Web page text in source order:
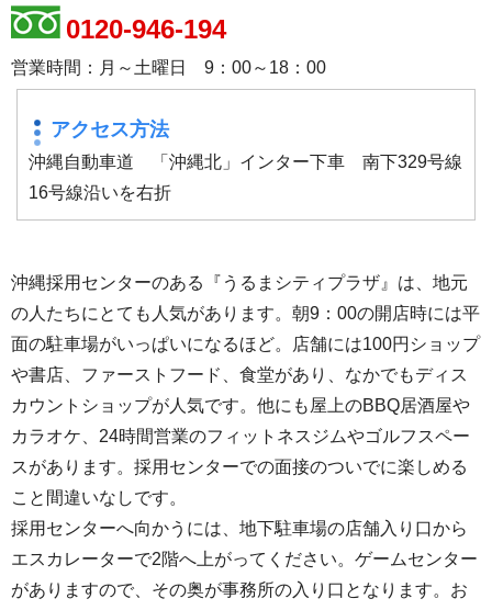
0120-946-194
営業時間：月～土曜日 9：00～18：00
アクセス方法
沖縄自動車道 「沖縄北」インター下車 南下329号線
16号線沿いを右折
沖縄採用センターのある『うるまシティプラザ』は、地元
の人たちにとても人気があります。朝9：00の開店時には平
面の駐車場がいっぱいになるほど。店舗には100円ショップ
や書店、ファーストフード、食堂があり、なかでもディス
カウントショップが人気です。他にも屋上のBBQ居酒屋や
カラオケ、24時間営業のフィットネスジムやゴルフスペー
スがあります。採用センターでの面接のついでに楽しめる
こと間違いなしです。
採用センターへ向かうには、地下駐車場の店舗入り口から
エスカレーターで2階へ上がってください。ゲームセンター
がありますので、その奥が事務所の入り口となります。お